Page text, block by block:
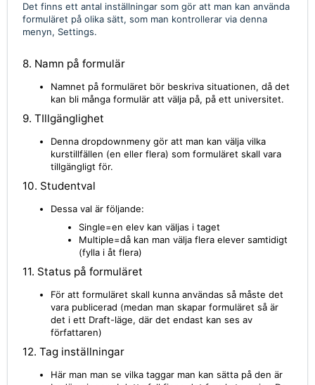
Det finns ett antal inställningar som gör att man kan använda
formuläret på olika sätt, som man kontrollerar via denna
menyn, Settings.
8. Namn på formulär
Namnet på formuläret bör beskriva situationen, då det
kan bli många formulär att välja på, på ett universitet.
9. TIllgänglighet
Denna dropdownmeny gör att man kan välja vilka
kurstillfällen (en eller flera) som formuläret skall vara
tillgängligt för.
10. Studentval
Dessa val är följande:
Single=en elev kan väljas i taget
Multiple=då kan man välja flera elever samtidigt
(fylla i åt flera)
11. Status på formuläret
För att formuläret skall kunna användas så måste det
vara publicerad (medan man skapar formuläret så är
det i ett Draft-läge, där det endast kan ses av
författaren)
12. Tag inställningar
Här man man se vilka taggar man kan sätta på den är